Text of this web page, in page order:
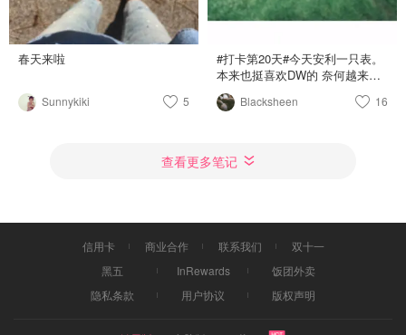
春天来啦
Sunnykiki 5
#打卡第20天#今天安利一只表。
本来也挺喜欢DW的 奈何越来越
烂大街 只是设计简洁而已 质量
也配不上他的价格 而且不喜欢
票做了一段时间的功课 最终买了
Skagen的 我们自己买了两款不
来说还是挺满意的！
Blacksheen 16
查看更多笔记
信用卡 商业合作 联系我们
双十一
黑五
InRewards
饭团外卖
隐私条款
用户协议 版权声明